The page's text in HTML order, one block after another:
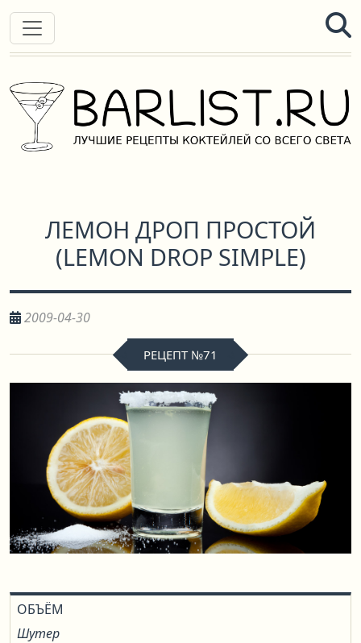
ЛЕМОН ДРОП ПРОСТОЙ
(LEMON DROP SIMPLE)
2009-04-30
РЕЦЕПТ №71
ОБЪЁМ
Шутер